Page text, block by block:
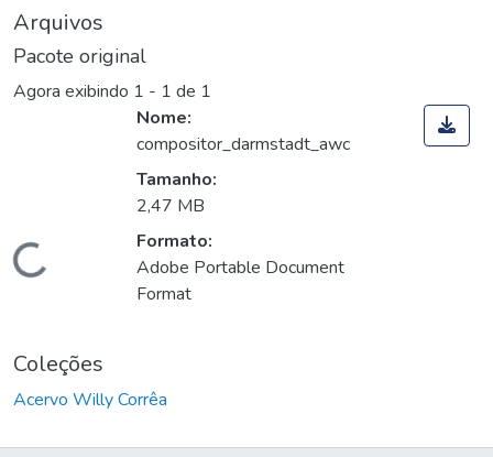
Arquivos
Pacote original
Agora exibindo 1 - 1 de 1
Carregando...
Nome:
compositor_darmstadt_awc
Tamanho:
2,47 MB
Formato:
Adobe Portable Document
Format
Coleções
Acervo Willy Corrêa